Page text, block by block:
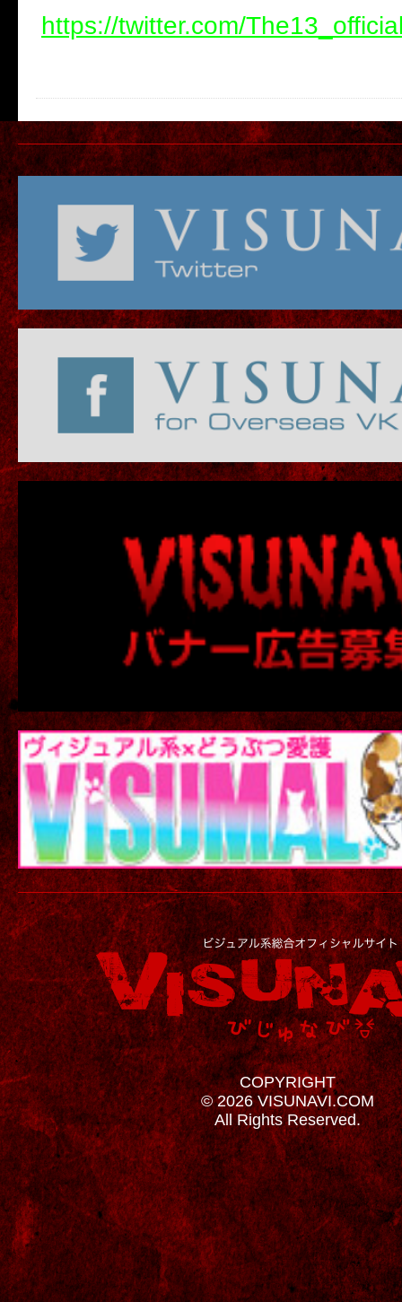
https://twitter.com/
COPYRIGHT
© 2026 VISUNAVI.COM
All Rights Reserved.